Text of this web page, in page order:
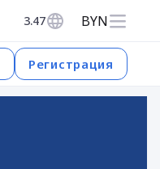
3.47 BYN
Регистрация